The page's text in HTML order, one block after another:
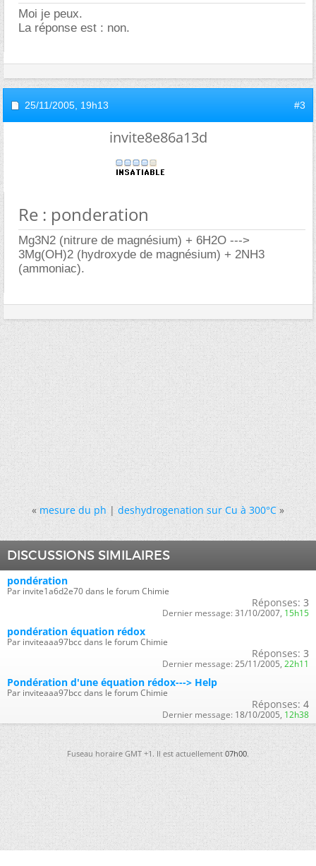
Moi je peux.
La réponse est : non.
25/11/2005, 19h13 #3
invite8e86a13d
Re : ponderation
Mg3N2 (nitrure de magnésium) + 6H2O --->
3Mg(OH)2 (hydroxyde de magnésium) + 2NH3
(ammoniac).
« mesure du ph|deshydrogenation sur Cu à 300°C »
DISCUSSIONS SIMILAIRES
pondération
Par invite1a6d2e70 dans le forum Chimie
Réponses: 3
Dernier message: 31/10/2007, 15h15
pondération équation rédox
Par inviteaaa97bcc dans le forum Chimie
Réponses: 3
Dernier message: 25/11/2005, 22h11
Pondération d'une équation rédox---> Help
Par inviteaaa97bcc dans le forum Chimie
Réponses: 4
Dernier message: 18/10/2005, 12h38
Fuseau horaire GMT +1. Il est actuellement07h00.